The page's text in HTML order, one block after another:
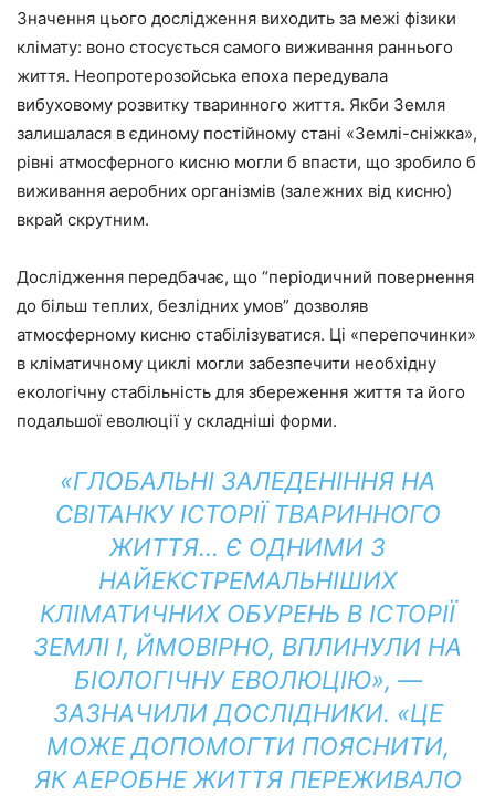
Значення цього дослідження виходить за межі фізики
клімату: воно стосується самого виживання раннього
життя. Неопротерозойська епоха передувала
вибуховому розвитку тваринного життя. Якби Земля
залишалася в єдиному постійному стані «Землі-сніжка»,
рівні атмосферного кисню могли б впасти, що зробило б
виживання аеробних організмів (залежних від кисню)
вкрай скрутним.
Дослідження передбачає, що “періодичний повернення
до більш теплих, безлідних умов” дозволяв
атмосферному кисню стабілізуватися. Ці «перепочинки»
в кліматичному циклі могли забезпечити необхідну
екологічну стабільність для збереження життя та його
подальшої еволюції у складніші форми.
«ГЛОБАЛЬНІ ЗАЛЕДЕНІННЯ НА
СВІТАНКУ ІСТОРІЇ ТВАРИННОГО
ЖИТТЯ… Є ОДНИМИ З
НАЙЕКСТРЕМАЛЬНІШИХ
КЛІМАТИЧНИХ ОБУРЕНЬ В ІСТОРІЇ
ЗЕМЛІ І, ЙМОВІРНО, ВПЛИНУЛИ НА
БІОЛОГІЧНУ ЕВОЛЮЦІЮ», —
ЗАЗНАЧИЛИ ДОСЛІДНИКИ. «ЦЕ
МОЖЕ ДОПОМОГТИ ПОЯСНИТИ,
ЯК АЕРОБНЕ ЖИТТЯ ПЕРЕЖИВАЛО